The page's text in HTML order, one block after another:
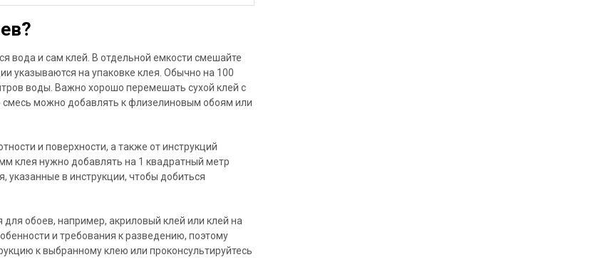
вода и сам клей. В отдельной емкости смешайте
указываются на упаковке клея. Обычно на 100
воды. Важно хорошо перемешать сухой клей с
можно добавлять к флизелиновым обоям или
и поверхности, а также от инструкций
клея нужно добавлять на 1 квадратный метр
указанные в инструкции, чтобы добиться
обоев, например, акриловый клей или клей на
и требования к разведению, поэтому
к выбранному клею или проконсультируйтесь